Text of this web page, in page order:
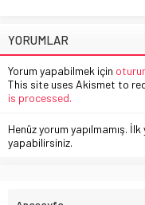
YORUMLAR
Yorum yapabilmek için
This site uses Akismet to
is processed.
Henüz yorum yapılmamış.
yapabilirsiniz.